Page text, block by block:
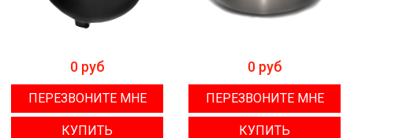
0 руб
ПЕРЕЗВОНИТЕ МНЕ
КУПИТЬ
0 руб
ПЕРЕЗВОНИТЕ МНЕ
КУПИТЬ